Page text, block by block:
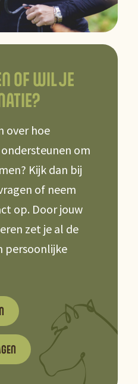
OF WIL JE
over hoe
om
Kijk dan bij
of neem
op. Door jouw
zet je al de
persoonlijke